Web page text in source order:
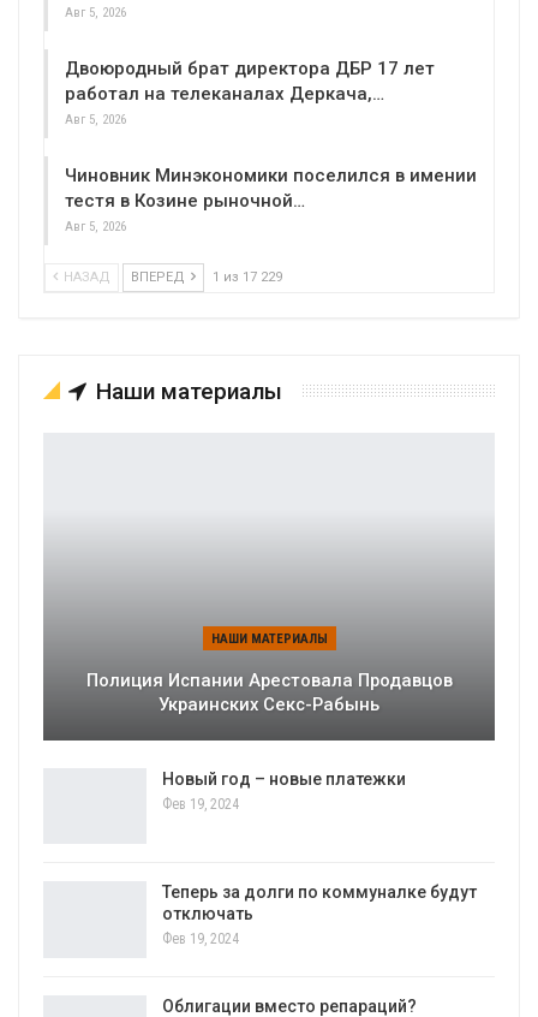
Авг 5, 2026
Двоюродный брат директора ДБР 17 лет
работал на телеканалах Деркача,…
Авг 5, 2026
Чиновник Минэкономики поселился в имении
тестя в Козине рыночной…
Авг 5, 2026
НАЗАД ВПЕРЕД 1 из 17 229
Наши материалы
НАШИ МАТЕРИАЛЫ
Полиция Испании Арестовала Продавцов
Украинских Секс-Рабынь
Новый год – новые платежки
Фев 19, 2024
Теперь за долги по коммуналке будут
отключать
Фев 19, 2024
Облигации вместо репараций?